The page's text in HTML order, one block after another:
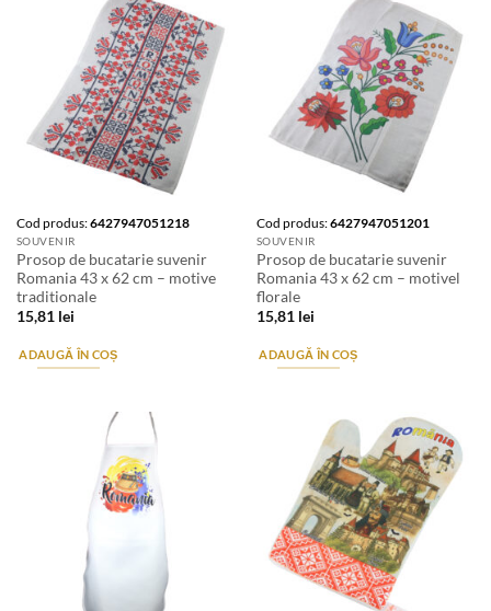
Cod produs:6427947051218
SOUVENIR
Prosop de bucatarie suvenir
Romania 43 x 62 cm – motive
traditionale
15,81 lei
ADAUGĂ ÎN COȘ
Cod produs:6427947051201
SOUVENIR
Prosop de bucatarie suvenir
Romania 43 x 62 cm – motivel
florale
15,81 lei
ADAUGĂ ÎN COȘ